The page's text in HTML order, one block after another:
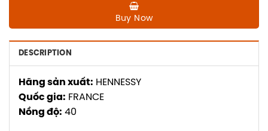
Buy Now
DESCRIPTION
Hãng sản xuất: HENNESSY
Quốc gia: FRANCE
Nồng độ: 40